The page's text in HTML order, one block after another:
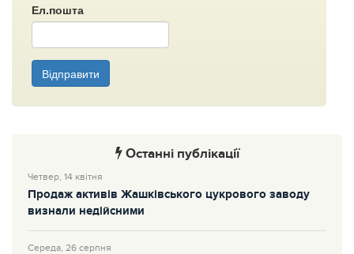
Ел.пошта
Відправити
Останні публікації
Четвер, 14 квітня
Продаж активів Жашківського цукрового заводу
визнали недійсними
Середа, 26 серпня